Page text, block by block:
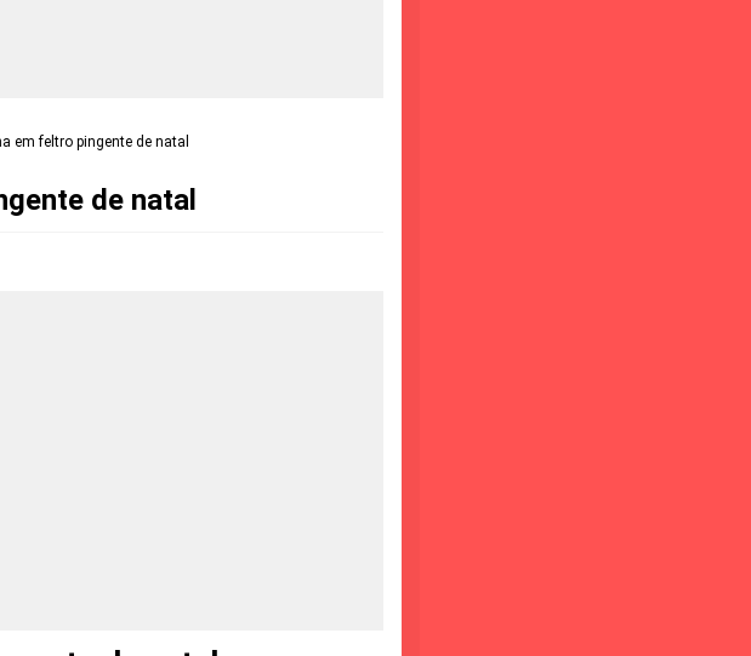
em feltro pingente de natal
de natal